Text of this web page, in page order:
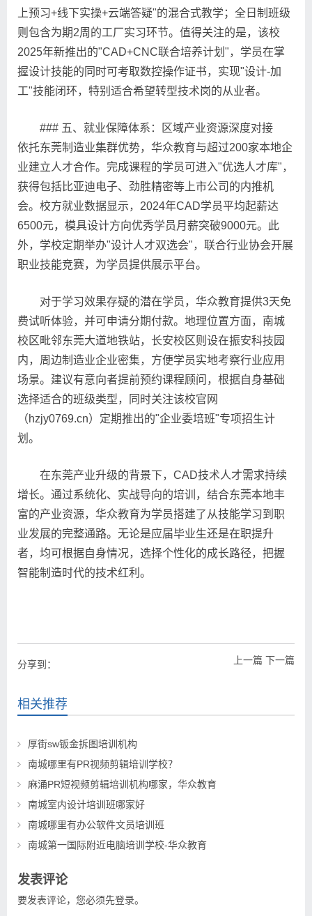
上预习+线下实操+云端答疑"的混合式教学；全日制班级
则包含为期2周的工厂实习环节。值得关注的是，该校
2025年新推出的"CAD+CNC联合培养计划"，学员在掌
握设计技能的同时可考取数控操作证书，实现"设计-加
工"技能闭环，特别适合希望转型技术岗的从业者。
### 五、就业保障体系：区域产业资源深度对接
依托东莞制造业集群优势，华众教育与超过200家本地企
业建立人才合作。完成课程的学员可进入"优选人才库"，
获得包括比亚迪电子、劲胜精密等上市公司的内推机
会。校方就业数据显示，2024年CAD学员平均起薪达
6500元，模具设计方向优秀学员月薪突破9000元。此
外，学校定期举办"设计人才双选会"，联合行业协会开展
职业技能竞赛，为学员提供展示平台。
对于学习效果存疑的潜在学员，华众教育提供3天免
费试听体验，并可申请分期付款。地理位置方面，南城
校区毗邻东莞大道地铁站，长安校区则设在振安科技园
内，周边制造业企业密集，方便学员实地考察行业应用
场景。建议有意向者提前预约课程顾问，根据自身基础
选择适合的班级类型，同时关注该校官网
（hzjy0769.cn）定期推出的"企业委培班"专项招生计
划。
在东莞产业升级的背景下，CAD技术人才需求持续
增长。通过系统化、实战导向的培训，结合东莞本地丰
富的产业资源，华众教育为学员搭建了从技能学习到职
业发展的完整通路。无论是应届毕业生还是在职提升
者，均可根据自身情况，选择个性化的成长路径，把握
智能制造时代的技术红利。
上一篇 下一篇
分享到：
相关推荐
厚街sw钣金拆图培训机构
南城哪里有PR视频剪辑培训学校？
麻涌PR短视频剪辑培训机构哪家，华众教育
南城室内设计培训班哪家好
南城哪里有办公软件文员培训班
南城第一国际附近电脑培训学校-华众教育
发表评论
要发表评论，您必须先登录。